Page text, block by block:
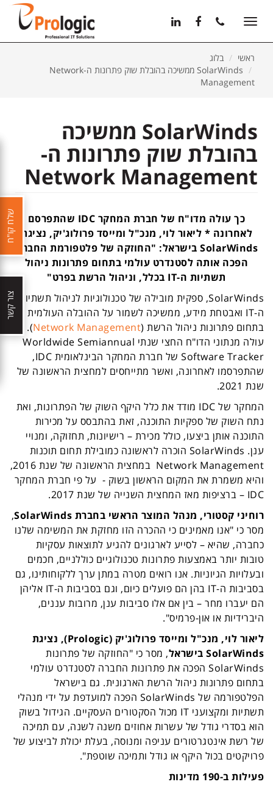
Toggle
ראשי
בלוג
SolarWinds ממשיכה בהובלת שוק פתרונות ה-Network
Management
SolarWinds ממשיכה
בהובלת שוק פתרונות ה-
Network Management
כך עולה מדו"ח של חברת המחקר IDC שהתפרסם
לאחרונה * ליאור לוי, מנכ"ל ומייסד פרולוג'יק, נציגת
SolarWinds בישראל: "החוזקה של פלטפורמת החברה
הפכה אותה לסטנדרט עולמי בתחום פתרונות ניהול
תשתיות ה-IT בכלל, וניהול הרשת בפרט"
SolarWinds, ספקית מובילה של טכנולוגיות לניהול תשתיות
ה-IT ואבטחת מידע, ממשיכה לשמור על ההובלה העולמית
בתחום פתרונות ניהול הרשת (Network Management). כך
עולה מנתוני הדו"ח החצי שנתי Worldwide Semiannual
Software Tracker של חברת המחקר הבינלאומית IDC
,
שהתפרסמו לאחרונה, ואשר מתייחסים למחצית הראשונה של
שנת 2021.
המחקר של IDC מודד את כלל היקף השוק של הפתרונות, ואת
נתח השוק של ספקיות התוכנה, זאת בהתבסס על מכירות
התוכנה אותן ביצעו, כולל מכירת – רישיונות, תחזוקה, ומנויי
ענן. SolarWinds הוכרה לראשונה כמובילת תחום תוכנות
Network Management
במחצית הראשונה של שנת 2016,
והיא משמרת את המקום הראשון בשוק - על פי חברת המחקר
IDC – ברציפות מאז המחצית השנייה של שנת 2017.
רוחיני קסטורי, מנהל המוצר הראשי בחברת SolarWinds
,
מסר כי "אנו מאמינים כי ההכרה הזו מחזקת את המשימה שלנו
כחברה, שהיא – לסייע לארגונים להגיע לתוצאות עסקיות
טובות יותר באמצעות פתרונות טכנולוגיים כוללניים, חכמים
ובעלויות הגיוניות. אנו רואים מטרה במתן ערך ללקוחותינו, גם
בסביבות ה-IT בהן הם פועלים כיום, וגם בסביבות ה-IT אליהן
הם יעברו מחר – בין אם אלו סביבות ענן, מרובות עננים,
היברידיות או און-פרמיס".
ליאור לוי, מנכ"ל ומייסד פרולוג'יק (Prologic), נציגת
SolarWinds בישראל, מסר כי "החוזקה של פתרונות
SolarWinds הפכה את פתרונות החברה לסטנדרט עולמי
בתחום פתרונות ניהול הרשת הארגונית. גם בישראל
הפלטפורמה של SolarWinds הפכה למועדפת על ידי מנהלי
תשתיות ומקצועני IT מכול הסקטורים העסקיים. הגידול בשוק
הוא בסדרי גודל של עשרות אחוזים משנה לשנה, עם תמיכה
של רשת אינטגרטורים עניפה ומנוסה, בעלת יכולת לביצוע של
פרויקטים בכול היקף או גודל ותמיכה שוטפת".
פעילות ב-190 מדינות
שלח קו"ח
צור קשר